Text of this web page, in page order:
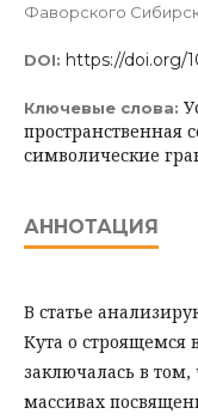
Фаворского
DOI: https://doi.org/
Ключевые слова:
пространственная
символические
АННОТАЦИЯ
В статье
Кута о строящемся
заключалась в
массивах